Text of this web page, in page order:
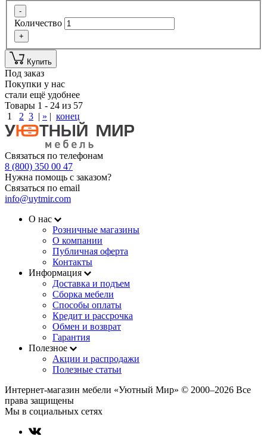
-
Количество
+
Купить
Под заказ
Покупки у нас
стали ещё удобнее
Товары 1 - 24 из 57
1
2 3 | » | конец
Связаться по телефонам
8 (800) 350 00 47
Нужна помощь с заказом?
Связаться по email
info@uytmir.com
О нас
Розничные магазины
О компании
Публичная оферта
Контакты
Информация
Доставка и подъем
Сборка мебели
Способы оплаты
Кредит и рассрочка
Обмен и возврат
Гарантия
Полезное
Акции и распродажи
Полезные статьи
Интернет-магазин мебели «Уютный Мир» © 2000‒2026 Все
права защищены
Мы в социальных сетях